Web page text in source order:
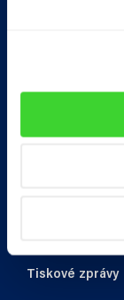
Tiskové zprávy